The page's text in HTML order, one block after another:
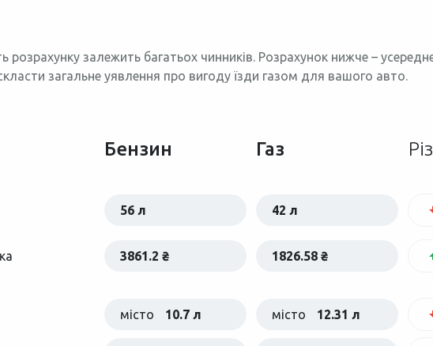
розрахунку залежить багатьох чинників. Розрахунок нижче –
загальне уявлення про вигоду їзди газом для вашого авто.
Бензин Газ
56 л 42 л
3861.2 ₴ 1826.58 ₴
місто 10.7 л місто 12.31 л